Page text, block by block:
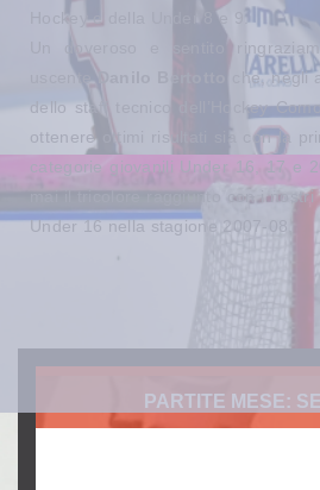
Hockey e della Under 8 e 9.
Un doveroso e sentito
uscente
che, negli
dello staff tecnico dell’Hockey
ottenere ottimi risultati sia con la
categorie giovanili Under 16, 17 e
mai il tricolore raggiunto con i
Under 16 nella stagione 2007-08.
PARTITE MESE: